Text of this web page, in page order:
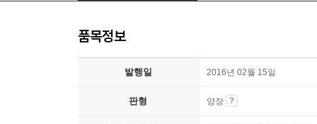
품목정보
발행일 2016년 02월 15일
판형 양장